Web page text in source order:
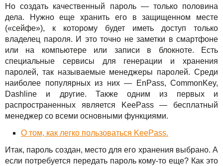
Но создать качественный пароль — только половина
дела. Нужно еще хранить его в защищенном месте
(«сейфе»), к которому будет иметь доступ только
владелец пароля. И это точно не заметки в смартфоне
или на компьютере или записи в блокноте. Есть
специальные сервисы для генерации и хранения
паролей, так называемые менеджеры паролей. Среди
наиболее популярных из них — EnPass, CommonKey,
Dashline и другие. Также одним из первых и
распространенных является KeePass — бесплатный
менеджер со всеми основными функциями.
О том, как легко пользоваться KeePass.
Итак, пароль создан, место для его хранения выбрано. А
если потребуется передать пароль кому-то еще? Как это